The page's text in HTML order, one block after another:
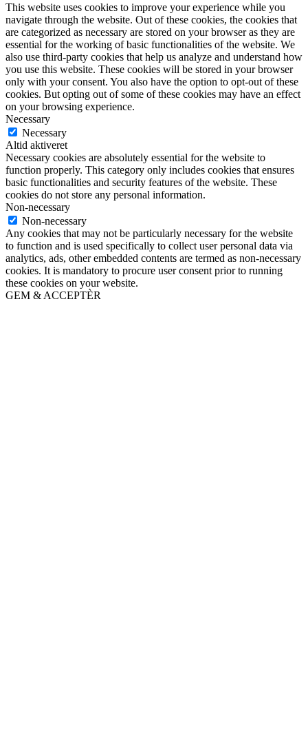
This website uses cookies to improve your experience while you
navigate through the website. Out of these cookies, the cookies that
are categorized as necessary are stored on your browser as they are
essential for the working of basic functionalities of the website. We
also use third-party cookies that help us analyze and understand how
you use this website. These cookies will be stored in your browser
only with your consent. You also have the option to opt-out of these
cookies. But opting out of some of these cookies may have an effect
on your browsing experience.
Necessary
Necessary
Altid aktiveret
Necessary cookies are absolutely essential for the website to
function properly. This category only includes cookies that ensures
basic functionalities and security features of the website. These
cookies do not store any personal information.
Non-necessary
Non-necessary
Any cookies that may not be particularly necessary for the website
to function and is used specifically to collect user personal data via
analytics, ads, other embedded contents are termed as non-necessary
cookies. It is mandatory to procure user consent prior to running
these cookies on your website.
GEM & ACCEPTÈR